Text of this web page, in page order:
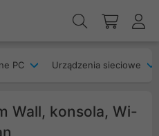
PC Urządzenia sieciowe
Wall, konsola, Wi-